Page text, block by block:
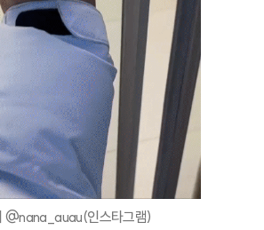
@nana_auau(인스타그램)